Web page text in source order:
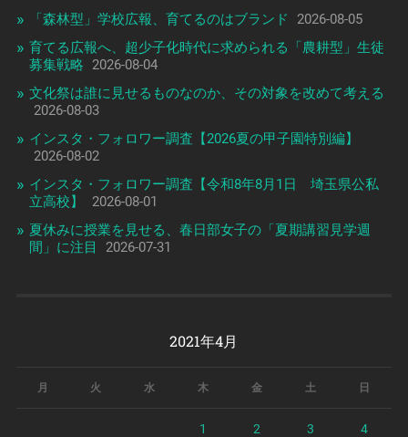
「森林型」学校広報、育てるのはブランド
2026-08-05
育てる広報へ、超少子化時代に求められる「農耕型」生徒
募集戦略
2026-08-04
文化祭は誰に見せるものなのか、その対象を改めて考える
2026-08-03
インスタ・フォロワー調査【2026夏の甲子園特別編】
2026-08-02
インスタ・フォロワー調査【令和8年8月1日 埼玉県公私
立高校】
2026-08-01
夏休みに授業を見せる、春日部女子の「夏期講習見学週
間」に注目
2026-07-31
2021年4月
月 火 水 木 金 土 日
1 2 3 4